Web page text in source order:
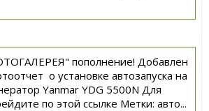
пополнение! Добавлен
о установке автозапуска на
Yanmar YDG 5500N Для
по этой ссылке Метки: авто...